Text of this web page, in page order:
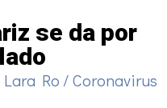
se da por
Lara Ro /Coronavirus